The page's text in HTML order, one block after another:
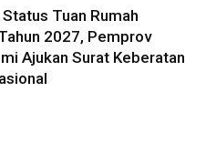
Tuan Rumah
2027, Pemprov
Ajukan Surat Keberatan